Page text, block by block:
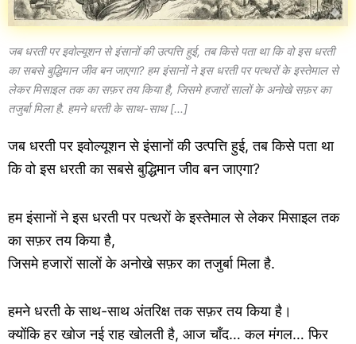
जब धरती पर इवोल्यूशन से इंसानों की उत्पत्ति हुई, तब किसे पता था कि वो इस धरती
का सबसे बुद्धिमान जीव बन जाएगा? हम इंसानों ने इस धरती पर पत्थरों के इस्तेमाल से
लेकर मिसाइल तक का सफ़र तय किया है, जिसमे हजारों सालों के अनोखे सफ़र का
तजुर्बा मिला है. हमने धरती के साथ-साथ […]
जब धरती पर इवोल्यूशन से इंसानों की उत्पत्ति हुई, तब किसे पता था
कि वो इस धरती का सबसे बुद्धिमान जीव बन जाएगा?
हम इंसानों ने इस धरती पर पत्थरों के इस्तेमाल से लेकर मिसाइल तक
का सफ़र तय किया है,
जिसमे हजारों सालों के अनोखे सफ़र का तजुर्बा मिला है.
हमने धरती के साथ-साथ अंतरिक्ष तक सफ़र तय किया है।
क्योंकि हर खोज नई राह खोलती है, आज चाँद… कल मंगल… फिर